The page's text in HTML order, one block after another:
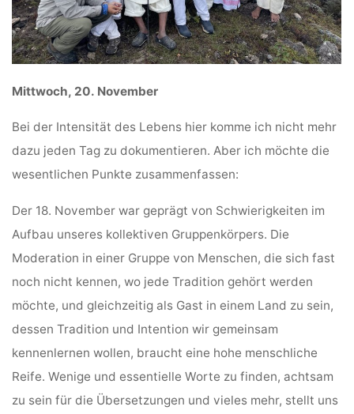
Mittwoch, 20. November
Bei der Intensität des Lebens hier komme ich nicht mehr
dazu jeden Tag zu dokumentieren. Aber ich möchte die
wesentlichen Punkte zusammenfassen:
Der 18. November war geprägt von Schwierigkeiten im
Aufbau unseres kollektiven Gruppenkörpers. Die
Moderation in einer Gruppe von Menschen, die sich fast
noch nicht kennen, wo jede Tradition gehört werden
möchte, und gleichzeitig als Gast in einem Land zu sein,
dessen Tradition und Intention wir gemeinsam
kennenlernen wollen, braucht eine hohe menschliche
Reife. Wenige und essentielle Worte zu finden, achtsam
zu sein für die Übersetzungen und vieles mehr, stellt uns